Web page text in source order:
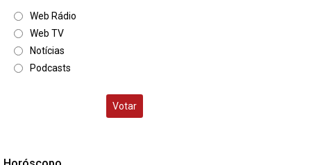
Web Rádio
Web TV
Notícias
Podcasts
Votar